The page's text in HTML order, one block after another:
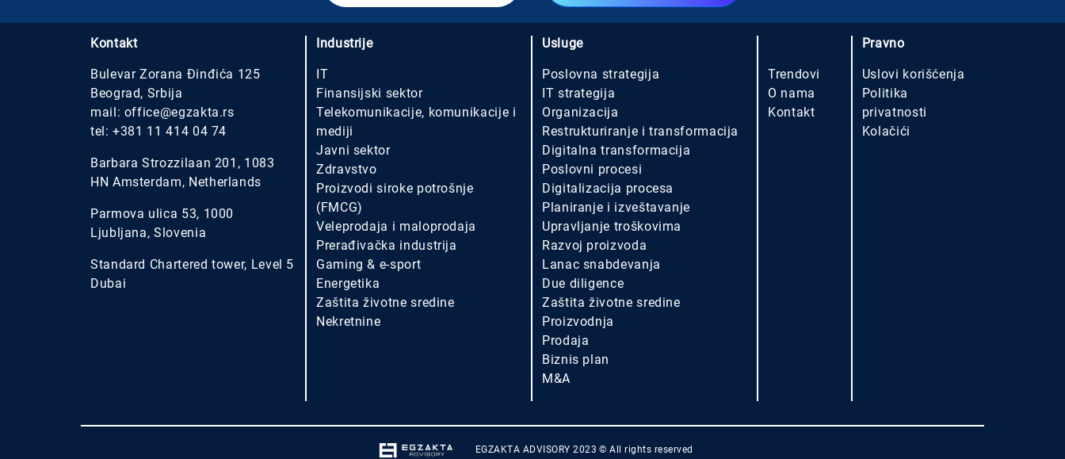
Kontakt
Bulevar Zorana Đinđića 125
Beograd, Srbija
mail: office@egzakta.rs
tel:+381 11 414 04 74
Barbara Strozzilaan 201, 1083
HN Amsterdam, Netherlands
Parmova ulica 53, 1000
Ljubljana, Slovenia
Standard Chartered tower, Level 5
Dubai
Industrije
IT
Finansijski sektor
Telekomunikacije, komunikacije i
mediji
Javni sektor
Zdravstvo
Proizvodi siroke potrošnje
(FMCG)
Veleprodaja i maloprodaja
Prerađivačka industrija
Gaming & e-sport
Energetika
Zaštita životne sredine
Nekretnine
Usluge
Poslovna strategija
IT strategija
Organizacija
Restrukturiranje i transformacija
Digitalna transformacija
Poslovni procesi
Digitalizacija procesa
Planiranje i izveštavanje
Upravljanje troškovima
Razvoj proizvoda
Lanac snabdevanja
Due diligence
Zaštita životne sredine
Proizvodnja
Prodaja
Biznis plan
M&A
Trendovi
O nama
Kontakt
Pravno
Uslovi korišćenja
Politika
privatnosti
Kolačići
EGZAKTA ADVISORY 2023 © All rights reserved